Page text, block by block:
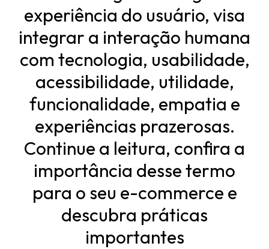
experiência do usuário, visa
integrar a interação humana
com tecnologia, usabilidade,
acessibilidade, utilidade,
funcionalidade, empatia e
experiências prazerosas.
Continue a leitura, confira a
importância desse termo
para o seu e-commerce e
descubra práticas
importantes